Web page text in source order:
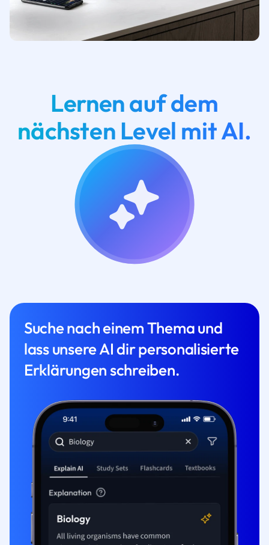
Lernen auf dem
nächsten Level mit AI.
Suche nach einem Thema und
lass unsere AI dir personalisierte
Erklärungen schreiben.